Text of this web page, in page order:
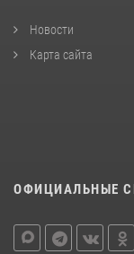
Новости
Карта сайта
ОФИЦИАЛЬНЫЕ